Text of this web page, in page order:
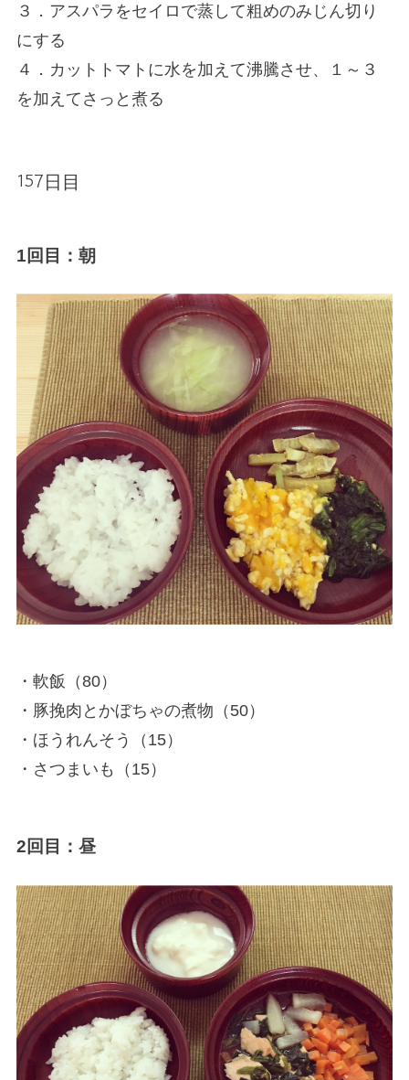
３．アスパラをセイロで蒸して粗めのみじん切り
にする
４．カットトマトに水を加えて沸騰させ、１～３
を加えてさっと煮る
157日目
1回目：朝
・軟飯（80）
・豚挽肉とかぼちゃの煮物（50）
・ほうれんそう（15）
・さつまいも（15）
2回目：昼